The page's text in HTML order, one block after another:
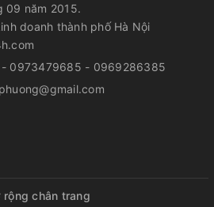
09 năm 2015.
doanh thành phố Hà Nội
0973479685 - 0969286385
rộng chân trang